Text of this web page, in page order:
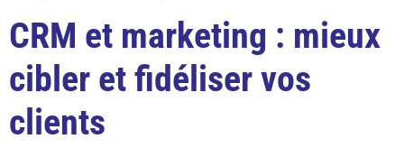
CRM et marketing : mieux
cibler et fidéliser vos
clients